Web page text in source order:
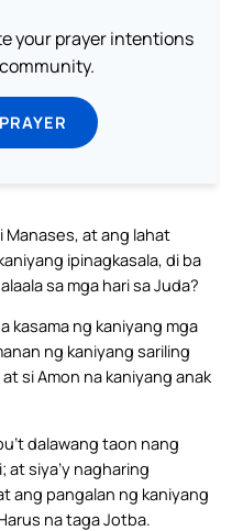
your prayer intentions
Manases, at ang lahat
ipinagkasala, di ba
sa mga hari sa Juda?
kasama ng kaniyang mga
ng kaniyang sariling
si Amon na kaniyang anak
dalawang taon nang
at siya’y nagharing
ang pangalan ng kaniyang
na taga Jotba.